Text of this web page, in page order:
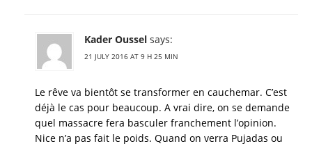
Kader Oussel says:
21 JULY 2016 AT 9 H 25 MIN
Le rêve va bientôt se transformer en cauchemar. C’est
déjà le cas pour beaucoup. A vrai dire, on se demande
quel massacre fera basculer franchement l’opinion.
Nice n’a pas fait le poids. Quand on verra Pujadas ou